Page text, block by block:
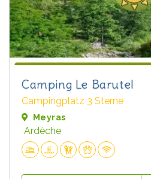
Camping Le Barutel
Campingplatz 3 Sterne
Meyras
Ardèche